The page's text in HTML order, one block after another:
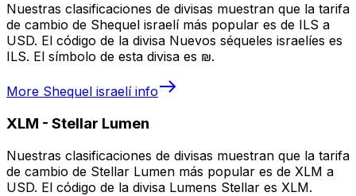
Nuestras clasificaciones de divisas muestran que la tarifa
de cambio de Shequel israelí más popular es de ILS a
USD. El código de la divisa Nuevos séqueles israelíes es
ILS. El símbolo de esta divisa es ₪.
More Shequel israelíinfo
XLM - Stellar Lumen
Nuestras clasificaciones de divisas muestran que la tarifa
de cambio de Stellar Lumen más popular es de XLM a
USD. El código de la divisa Lumens Stellar es XLM.